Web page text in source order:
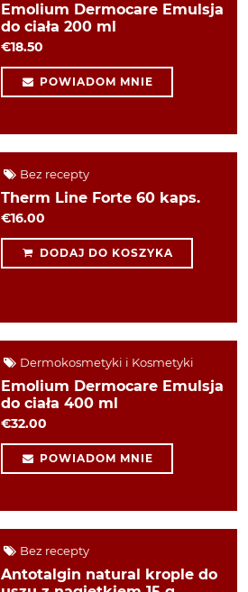
Emolium Dermocare Emulsja
do ciała 200 ml
€18.50
POWIADOM MNIE
Bez recepty
Therm Line Forte 60 kaps.
€16.00
DODAJ DO KOSZYKA
Dermokosmetyki i Kosmetyki
Emolium Dermocare Emulsja
do ciała 400 ml
€32.00
POWIADOM MNIE
Bez recepty
Antotalgin natural krople do